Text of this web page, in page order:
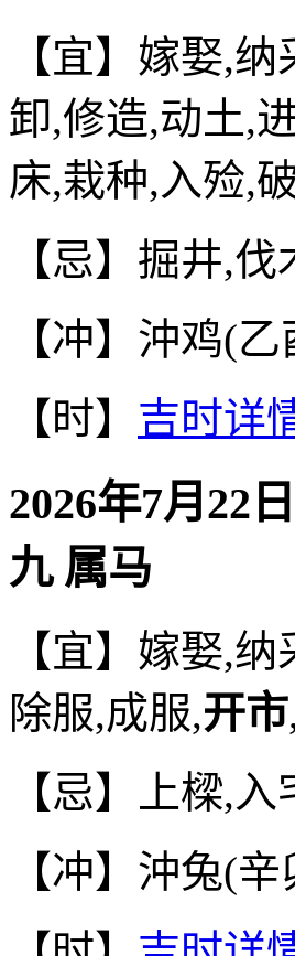
【宜】嫁娶,
卸,修造,动土,
床,栽种,入殓,
【忌】掘井,
【冲】沖鸡(
【时】 吉时详
2026年7月22
九 属马
【宜】嫁娶,
除服,成服,开市
【忌】上樑,
【冲】沖兔(